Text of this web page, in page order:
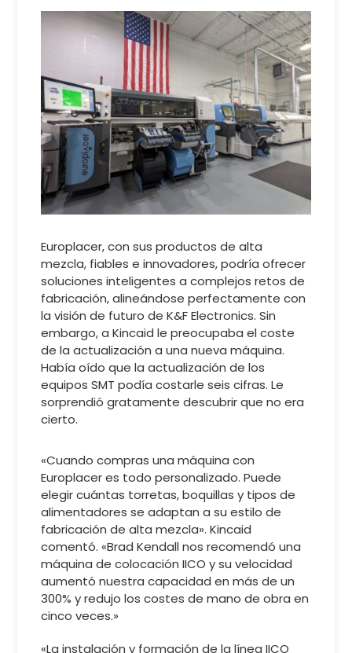
Europlacer, con sus productos de alta
mezcla, fiables e innovadores, podría ofrecer
soluciones inteligentes a complejos retos de
fabricación, alineándose perfectamente con
la visión de futuro de K&F Electronics. Sin
embargo, a Kincaid le preocupaba el coste
de la actualización a una nueva máquina.
Había oído que la actualización de los
equipos SMT podía costarle seis cifras. Le
sorprendió gratamente descubrir que no era
cierto.
«Cuando compras una máquina con
Europlacer es todo personalizado. Puede
elegir cuántas torretas, boquillas y tipos de
alimentadores se adaptan a su estilo de
fabricación de alta mezcla». Kincaid
comentó. «Brad Kendall nos recomendó una
máquina de colocación IICO y su velocidad
aumentó nuestra capacidad en más de un
300% y redujo los costes de mano de obra en
cinco veces.»
«La instalación y formación de la línea IICO